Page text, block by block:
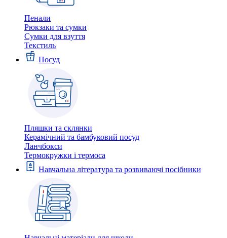
Пенали
Рюкзаки та сумки
Сумки для взуття
Текстиль
Посуд
Пляшки та склянки
Керамічний та бамбуковий посуд
Ланчбокси
Термокружки і термоса
Навчальна література та розвиваючі посібники